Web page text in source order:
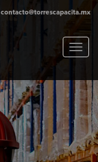
contacto@torrescapacita.mx
Menu